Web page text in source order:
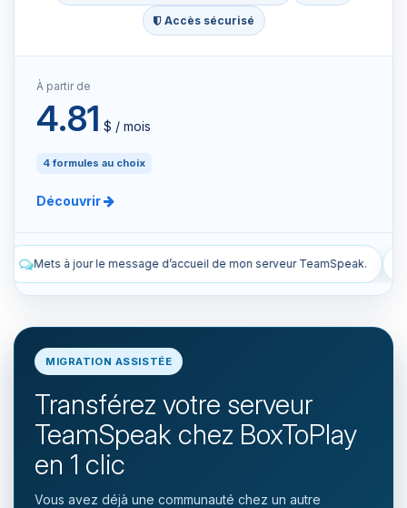
Accès sécurisé
À partir de
4.81 $‏ / mois
4 formules au choix
Découvrir
de mon serveur TeamSpeak. Liste les snapshots manuels et
MIGRATION ASSISTÉE
Transférez votre serveur
TeamSpeak chez BoxToPlay
en 1 clic
Vous avez déjà une communauté chez un autre